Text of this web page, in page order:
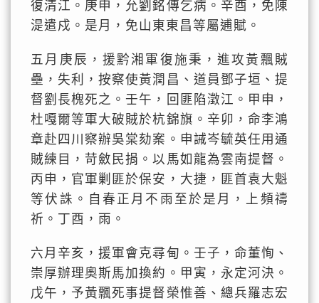
復清江。庚申，允劉銘傳乞病。辛酉，免陳
湜遣戍。是月，免山東東昌等屬逋賦。
五月庚辰，援黔湘軍復施秉，進攻黃飄賊
壘，失利，按察使黃潤昌、道員鄧子垣、提
督劉長槐死之。壬午，回匪陷澂江。甲申，
杜嘎爾等軍大破賊於杭錦旗。辛卯，命李鴻
章赴四川察辦吳棠劾案。申誡岑毓英任用通
賊練目，苛斂民捐。以馬如龍為雲南提督。
丙申，官軍剿匪於保安，大捷，匪首袁大魁
等伏誅。自春正月不雨至於是月，上頻禱
祈。丁酉，雨。
六月辛亥，援軍會克尋甸。壬子，命董恂、
崇厚辦理奧斯馬加換約。甲寅，永定河決。
戊午，予黃飄死事提督榮惟善、總兵羅志宏